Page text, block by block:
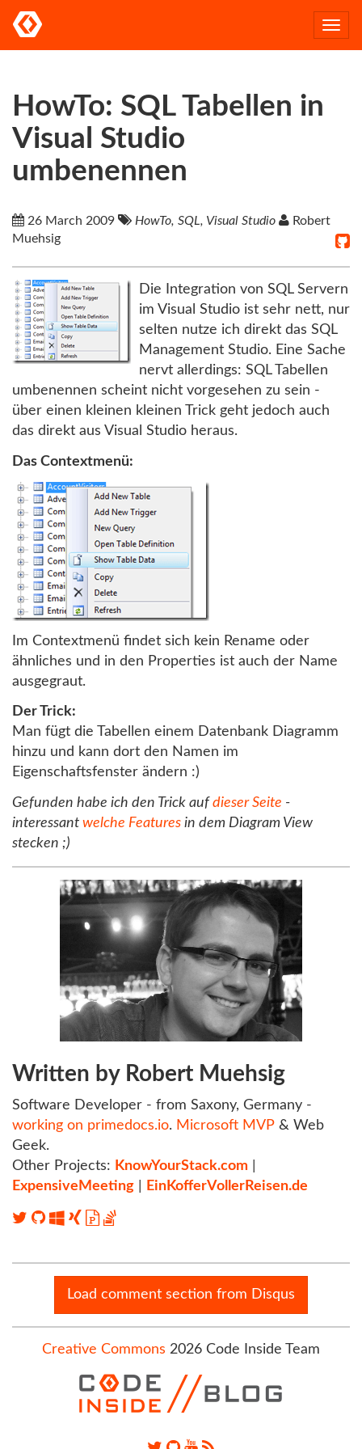
HowTo: SQL Tabellen in
Visual Studio
umbenennen
26 March 2009 HowTo, SQL, Visual Studio
Robert
Muehsig
Die Integration von SQL Servern
im Visual Studio ist sehr nett, nur
selten nutze ich direkt das SQL
Management Studio. Eine Sache
nervt allerdings: SQL Tabellen
umbenennen scheint nicht vorgesehen zu sein -
über einen kleinen kleinen Trick geht jedoch auch
das direkt aus Visual Studio heraus.
Das Contextmenü:
Im Contextmenü findet sich kein Rename oder
ähnliches und in den Properties ist auch der Name
ausgegraut.
Der Trick:
Man fügt die Tabellen einem Datenbank Diagramm
hinzu und kann dort den Namen im
Eigenschaftsfenster ändern :)
Gefunden habe ich den Trick auf dieser Seite -
interessant welche Features in dem Diagram View
stecken ;)
Written by Robert Muehsig
Software Developer - from Saxony, Germany -
working on primedocs.io. Microsoft MVP & Web
Geek.
Other Projects: KnowYourStack.com
ExpensiveMeeting
EinKofferVollerReisen.de
Load comment section from Disqus
Creative Commons 2026 Code Inside Team